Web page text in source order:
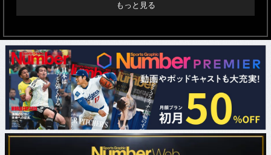
もっと見る